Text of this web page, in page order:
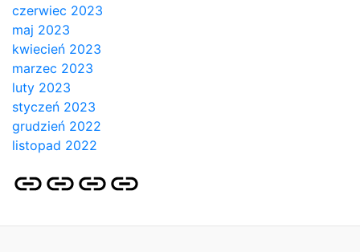
czerwiec 2023
maj 2023
kwiecień 2023
marzec 2023
luty 2023
styczeń 2023
grudzień 2022
listopad 2022
Strona
główna
Pozycjonowanie
Stron
SKLEP
SEO
BLOG